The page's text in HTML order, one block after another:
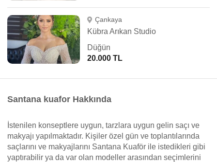
Çankaya
Kübra Arıkan Studio
Düğün
20.000 TL
Santana kuafor Hakkında
İstenilen konseptlere uygun, tarzlara uygun gelin saçı ve
makyajı yapılmaktadır. Kişiler özel gün ve toplantılarında
saçlarını ve makyajlarını Santana Kuaför ile istedikleri gibi
yaptırabilir ya da var olan modeller arasından seçimlerini